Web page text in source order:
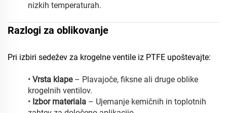
nizkih temperaturah.
Razlogi za oblikovanje
Pri izbiri sedežev za krogelne ventile iz PTFE upoštevajte:
• Vrsta klape – Plavajoče, fiksne ali druge oblike
krogelnih ventilov.
• Izbor materiala – Ujemanje kemičnih in toplotnih